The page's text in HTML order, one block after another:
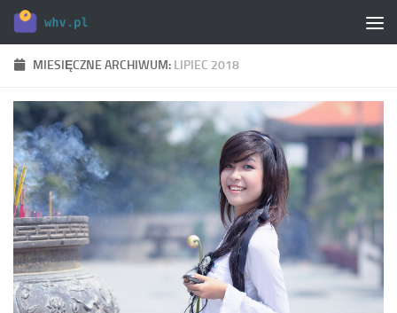
Skip to content
MIESIĘCZNE ARCHIWUM: LIPIEC 2018